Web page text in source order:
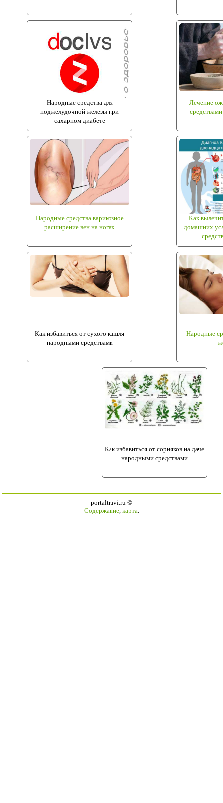
Народные средства для
поджелудочной железы при
сахарном диабете
Лечение
Народные средства варикозное
расширение вен на ногах
Как
домашних
Как избавиться от сухого кашля
народными средствами
Народные
Как избавиться от сорняков на даче
народными средствами
portaltravi.ru ©
Содержание, карта.